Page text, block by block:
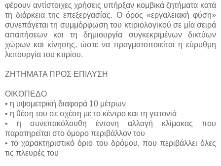
φέρουν αντίστοιχες χρήσεις υπήρξαν κομβικά ζητήματα κατά
τη διάρκεια της επεξεργασίας. Ο όρος «εργαλειακή φύση»
συνεπάγεται τη συμμόρφωση του κτιριολογικού σε μία σειρά
απαιτήσεων και τη δημιουργία συγκεκριμένων δικτύων
χώρων και κίνησης, ώστε να πραγματοποιείται η εύρυθμη
λειτουργία του κτιρίου.
ΖΗΤΗΜΑΤΑ ΠΡΟΣ ΕΠΙΛΥΣΗ
ΟΙΚΟΠΕΔΟ
• η υψομετρική διαφορά 10 μέτρων
• η θέση του σε σχέση με το κέντρο και τη γειτονιά
• η συνεπακόλουθη έντονη αλλαγή κλίμακας που
παρατηρείται στο όμορο περιβάλλον του
• το χαρακτηριστικό όριο του δρόμου, που περιβάλλει όλες
τις πλευρές του